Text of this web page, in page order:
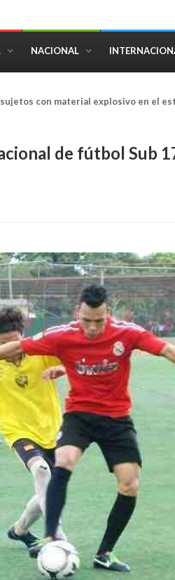
NACIONAL
de Poliguanipa por hurtar
de fútbol Sub